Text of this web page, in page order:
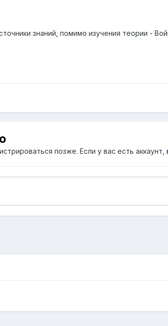
знаний, помимо изучения теории -
позже. Если у вас есть аккаунт,